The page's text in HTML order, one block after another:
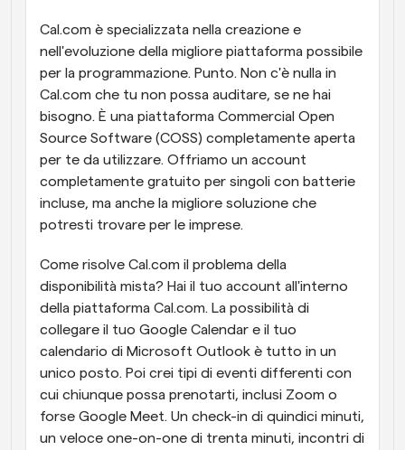
Cal.com è specializzata nella creazione e
nell'evoluzione della migliore piattaforma possibile
per la programmazione. Punto. Non c'è nulla in
Cal.com che tu non possa auditare, se ne hai
bisogno. È una piattaforma Commercial Open
Source Software (COSS) completamente aperta
per te da utilizzare. Offriamo un account
completamente gratuito per singoli con batterie
incluse, ma anche la migliore soluzione che
potresti trovare per le imprese.
Come risolve Cal.com il problema della
disponibilità mista? Hai il tuo account all'interno
della piattaforma Cal.com. La possibilità di
collegare il tuo Google Calendar e il tuo
calendario di Microsoft Outlook è tutto in un
unico posto. Poi crei tipi di eventi differenti con
cui chiunque possa prenotarti, inclusi Zoom o
forse Google Meet. Un check-in di quindici minuti,
un veloce one-on-one di trenta minuti, incontri di